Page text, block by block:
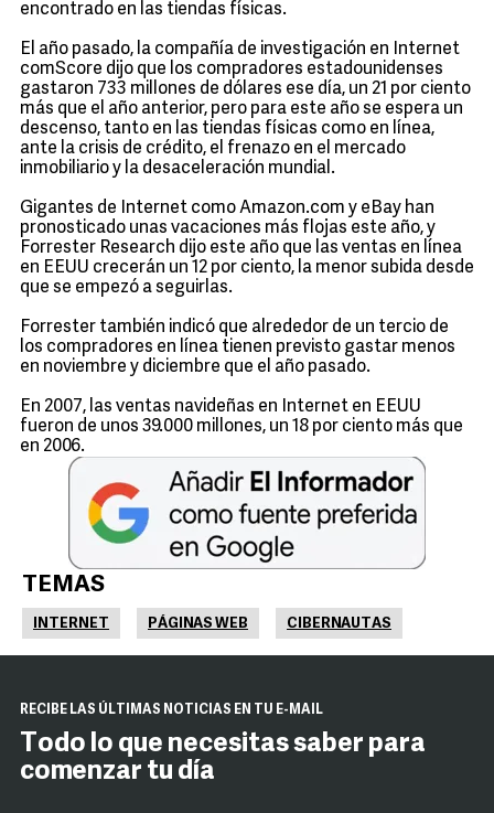
encontrado en las tiendas físicas.
El año pasado, la compañía de investigación en Internet
comScore dijo que los compradores estadounidenses
gastaron 733 millones de dólares ese día, un 21 por ciento
más que el año anterior, pero para este año se espera un
descenso, tanto en las tiendas físicas como en línea,
ante la crisis de crédito, el frenazo en el mercado
inmobiliario y la desaceleración mundial.
Gigantes de Internet como Amazon.com y eBay han
pronosticado unas vacaciones más flojas este año, y
Forrester Research dijo este año que las ventas en línea
en EEUU crecerán un 12 por ciento, la menor subida desde
que se empezó a seguirlas.
Forrester también indicó que alrededor de un tercio de
los compradores en línea tienen previsto gastar menos
en noviembre y diciembre que el año pasado.
En 2007, las ventas navideñas en Internet en EEUU
fueron de unos 39.000 millones, un 18 por ciento más que
en 2006.
TEMAS
INTERNET PÁGINAS WEB CIBERNAUTAS
RECIBE LAS ÚLTIMAS NOTICIAS EN TU E-MAIL
Todo lo que necesitas saber para
comenzar tu día